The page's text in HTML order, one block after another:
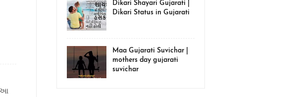
આ
Dikari Shayari Gujarati |
Dikari Status in Gujarati
Maa Gujarati Suvichar |
mothers day gujarati
suvichar